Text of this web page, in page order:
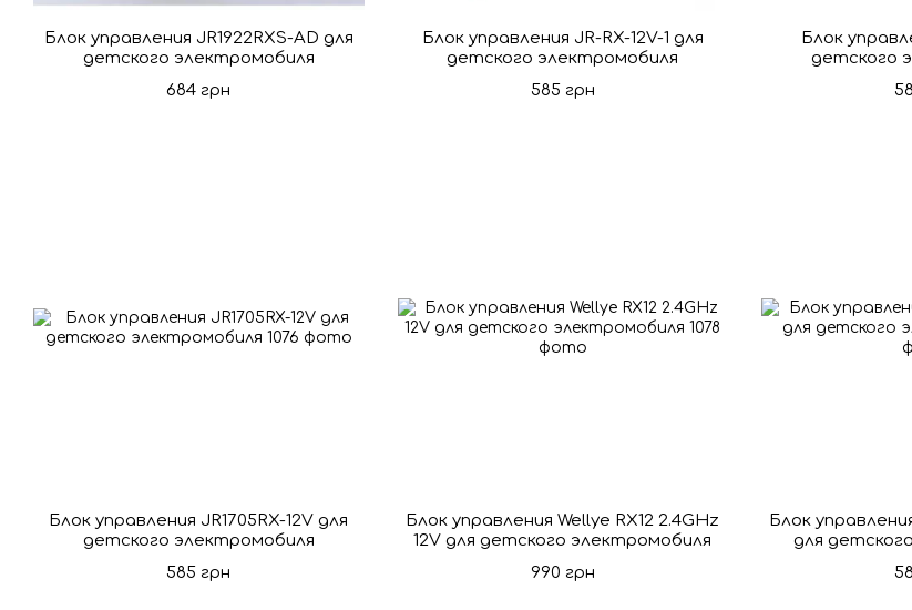
Блок управления JR1922RXS-AD для
детского электромобиля
684 грн
Блок управления JR-RX-12V-1 для
детского электромобиля
585 грн
Блок
детского
Блок управления JR1705RX-12V для
детского электромобиля
585 грн
Блок управления Wellye RX12 2.4GHz
12V для детского электромобиля
990 грн
Блок
для